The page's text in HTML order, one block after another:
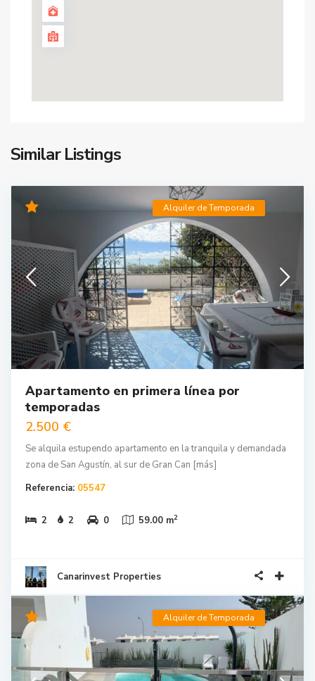
Similar Listings
Alquiler de Temporada
Apartamento en primera línea por
temporadas
2.500 €
Se alquila estupendo apartamento en la tranquila y demandada
zona de San Agustín, al sur de Gran Can [más]
Referencia: 05547
2 2 0 59.00 m2
Canarinvest Properties
Alquiler de Temporada